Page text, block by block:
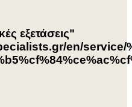
εξετάσεις"
en/service/